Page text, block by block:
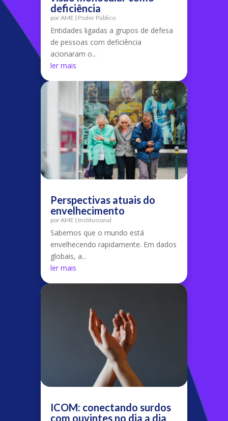
deficiência
porAME | Poder Público
Entidades ligadas a grupos de defesa
de pessoas com deficiência
acionaram o...
ler mais
Perspectivas atuais do
envelhecimento
porAME | Institucional
Sabemos que o mundo está
envelhecendo rapidamente. Em dados
globais, a...
ler mais
ICOM: conectando surdos
com ouvintes no dia a dia